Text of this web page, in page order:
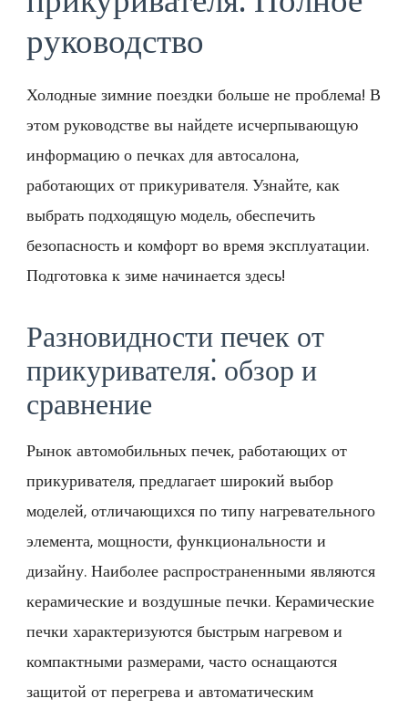
руководство
Холодные зимние поездки больше не проблема! В
этом руководстве вы найдете исчерпывающую
информацию о печках для автосалона,
работающих от прикуривателя. Узнайте, как
выбрать подходящую модель, обеспечить
безопасность и комфорт во время эксплуатации.
Подготовка к зиме начинается здесь!
Разновидности печек от
прикуривателя⁚ обзор и
сравнение
Рынок автомобильных печек, работающих от
прикуривателя, предлагает широкий выбор
моделей, отличающихся по типу нагревательного
элемента, мощности, функциональности и
дизайну. Наиболее распространенными являются
керамические и воздушные печки. Керамические
печки характеризуются быстрым нагревом и
компактными размерами, часто оснащаются
защитой от перегрева и автоматическим